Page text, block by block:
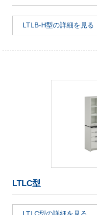
LTLB-H型の詳細を見る
LTLC型